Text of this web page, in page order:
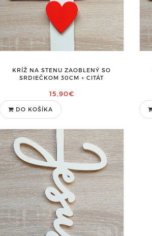
KRÍŽ NA STENU ZAOBLENÝ SO
SRDIEČKOM 30CM + CITÁT
15,90€
DO KOŠÍKA